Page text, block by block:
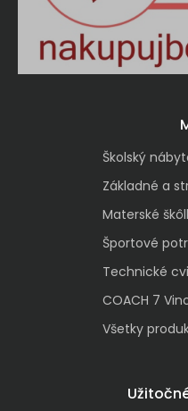
Školský
Základné a
Materské
Športové
Technické
COACH 7
Všetky